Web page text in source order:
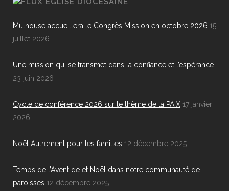
Mulhouse accueillera le Congrès Mission en octobre 2026 15
juillet 2026
Une mission qui se transmet dans la confiance et l’espérance
23 juin 2026
Cycle de conférence 2026 sur le thème de la PAIX 17 janvier
2026
Noël Autrement pour les familles 12 décembre 2025
Temps de l’Avent de et Noël dans notre communauté de
paroisses 12 décembre 2025